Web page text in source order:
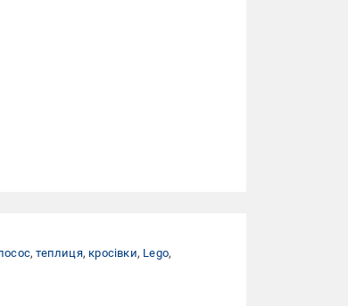
,теплиця, кросівки, Lego,